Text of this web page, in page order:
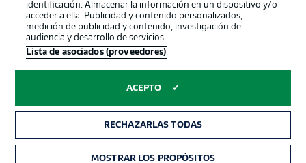
© 2026 Bundesliga-Gruppe GmbH
Elegir idioma
Modo
identificación. Almacenar la información en un dispositivo y/o
acceder a ella. Publicidad y contenido personalizados,
medición de publicidad y contenido, investigación de
audiencia y desarrollo de servicios.
Lista de asociados (proveedores)
ACEPTO
RECHAZARLAS TODAS
MOSTRAR LOS PROPÓSITOS